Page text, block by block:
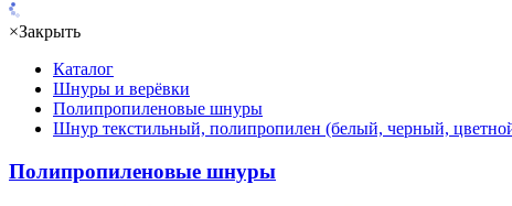
×Закрыть
Каталог
Шнуры и верёвки
Полипропиленовые шнуры
Шнур текстильный, полипропилен (белый, черный,
Полипропиленовые шнуры